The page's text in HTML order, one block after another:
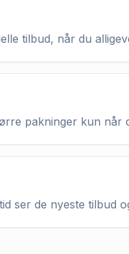
tilbud, når du
pakninger kun
ser de nyeste tilbud